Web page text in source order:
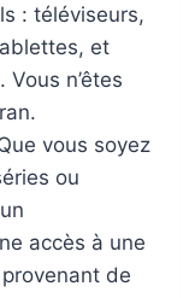
: téléviseurs,
et
n’êtes
vous soyez
ou
accès à une
de